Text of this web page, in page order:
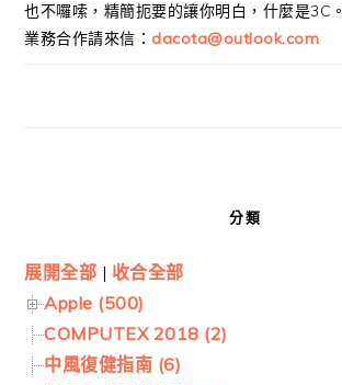
也不囉嗦，精簡扼要的讓你明白，什麼是3C。
業務合作請來信： dacota@outlook.com
分類
展開全部 | 收合全部
Apple (500)
COMPUTEX 2018 (2)
中風復健指南 (6)